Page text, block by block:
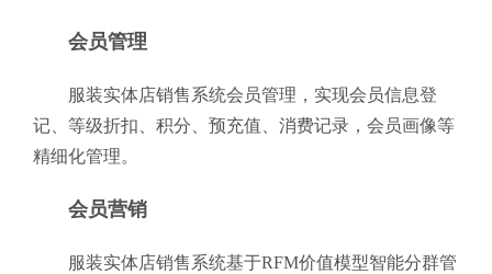
会员管理
服装实体店销售系统会员管理，实现会员信息登
记、等级折扣、积分、预充值、消费记录，会员画像等
精细化管理。
会员营销
服装实体店销售系统基于RFM价值模型智能分群管